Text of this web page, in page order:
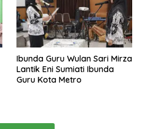
Ibunda Guru Wulan Sari Mirza
Lantik Eni Sumiati Ibunda
Guru Kota Metro